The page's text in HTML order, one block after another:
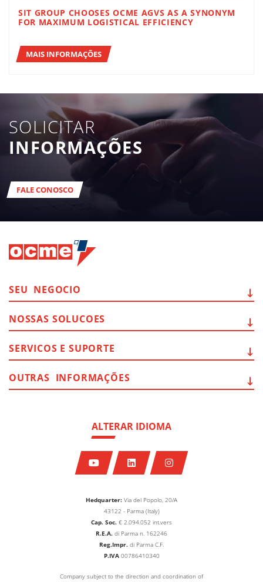
SIT GROUP CHOOSES OCME AGVS AS A SYNONYM
FOR MAXIMUM LOGISTICAL EFFICIENCY
MAIS INFORMAÇÕES
SOLICITAR
INFORMAÇÕES
FALE CONOSCO
Hedquarter: Via del Popolo, 20/A
43122 - Parma (Italy)
Cap. Soc. € 2.094.052 int.vers
R.E.A. di Parma n. 162246
Reg.Impr. di Parma C.F.
P.IVA00786410340
Company subject to the direction and coordination of
ALTERAR IDIOMA
SEU NEGOCIO
NOSSAS SOLUCOES
SERVICOS E SUPORTE
OUTRAS INFORMAÇÕES